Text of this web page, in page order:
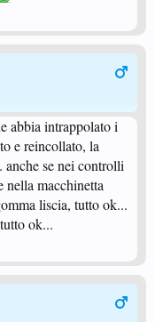
abbia intrappolato i
e reincollato, la
se nei controlli
nella macchinetta
liscia, tutto ok...
ok...